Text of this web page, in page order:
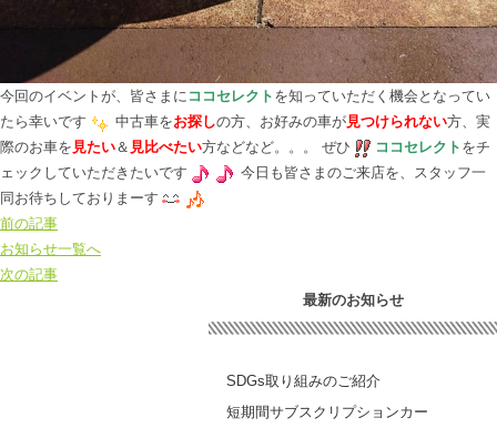
今回のイベントが、皆さまに ココセレクト を知っていただく機会となってい
たら幸いです
中古車をお探しの方、お好みの車が見つけられない方、実
際のお車を 見たい＆ 見比べたい方などなど。。。 ぜひ ココセレクト をチ
ェックしていただきたいです
今日も皆さまのご来店を、スタッフ一
同お待ちしておりまーす
前の記事
お知らせ一覧へ
次の記事
最新のお知らせ
SDGs取り組みのご紹介
短期間サブスクリプションカー